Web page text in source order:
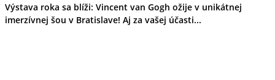
Výstava roka sa blíži: Vincent van Gogh ožije v unikátnej
imerzívnej šou v Bratislave! Aj za vašej účasti...